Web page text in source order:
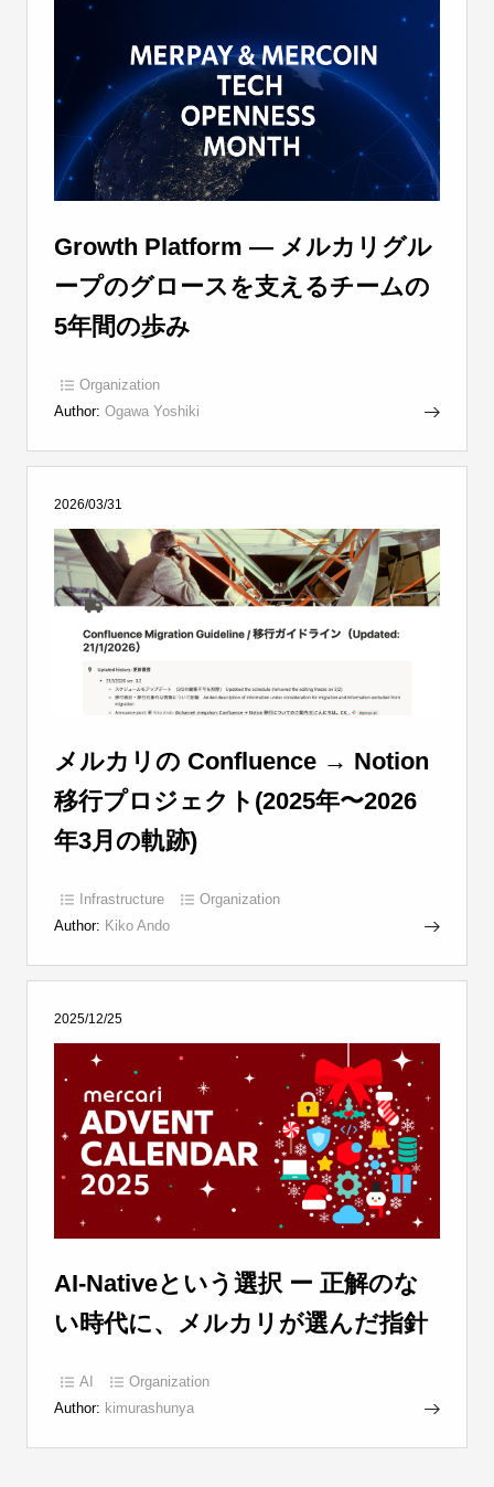
Growth Platform ― メルカリグル
ープのグロースを支えるチームの
5年間の歩み
Organization
Author: Ogawa Yoshiki
2026/03/31
メルカリの Confluence → Notion
移行プロジェクト(2025年〜2026
年3月の軌跡)
Infrastructure
Organization
Author: Kiko Ando
2025/12/25
AI-Nativeという選択 ー 正解のな
い時代に、メルカリが選んだ指針
AI
Organization
Author: kimurashunya